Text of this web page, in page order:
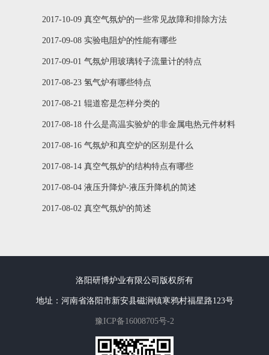
2017-10-09 真空气氛炉的一些常见故障和排除方法
2017-09-08 实验电阻炉的性能有哪些
2017-09-01 气氛炉用玻璃转子流量计的特点
2017-08-23 氢气炉有哪些特点
2017-08-21 辊道窑是怎样分类的
2017-08-18 什么是高温实验炉的非金属电热元件材料
2017-08-16 气氛炉和真空炉的区别是什么
2017-08-14 真空气氛炉的结构特点有哪些
2017-08-04 液压升降炉-液压升降机的简述
2017-08-02 真空气氛炉的简述
洛阳研博炉业有限公司版权所有
地址：河南省洛阳市新安县磁涧镇寒鸦村福星路123号
豫ICP备16008705号-2